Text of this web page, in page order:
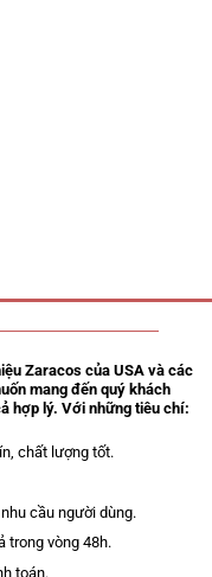
Zaracos của USA và các
mang đến quý khách
hợp lý. Với những tiêu chí:
chất lượng tốt.
cầu người dùng.
trong vòng 48h.
toán.